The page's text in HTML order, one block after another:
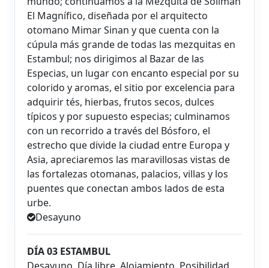
El Magnífico, diseñada por el arquitecto
otomano Mimar Sinan y que cuenta con la
cúpula más grande de todas las mezquitas en
Estambul; nos dirigimos al Bazar de las
Especias, un lugar con encanto especial por su
colorido y aromas, el sitio por excelencia para
adquirir tés, hierbas, frutos secos, dulces
típicos y por supuesto especias; culminamos
con un recorrido a través del Bósforo, el
estrecho que divide la ciudad entre Europa y
Asia, apreciaremos las maravillosas vistas de
las fortalezas otomanas, palacios, villas y los
puentes que conectan ambos lados de esta
urbe.
Desayuno
DÍA 03 ESTAMBUL